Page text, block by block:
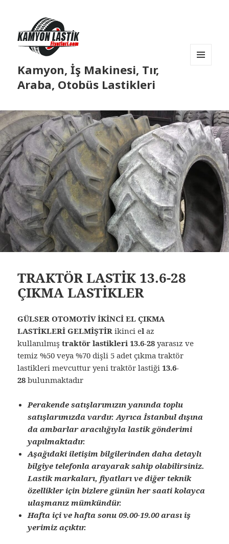
Kamyon, İş Makinesi, Tır,
Araba, Otobüs Lastikleri
TRAKTÖR LASTİK 13.6-28
ÇIKMA LASTİKLER
GÜLSER OTOMOTİV İKİNCİ EL ÇIKMA
LASTİKLERİ GELMİŞTİRikinci elaz
kullanılmıştraktör lastikleri 13.6-28yarasız ve
temiz %50 veya %70 dişli 5 adet çıkma traktör
lastikleri mevcuttur yeni traktör lastiği13.6-
28 bulunmaktadır
Perakende satışlarımızın yanında toplu
satışlarımızda vardır. Ayrıca İstanbul dışına
da ambarlar aracılığıyla lastik gönderimi
yapılmaktadır.
Aşağıdaki iletişim bilgilerinden daha detaylı
bilgiye telefonla arayarak sahip olabilirsiniz.
Lastik markaları, fiyatları ve diğer teknik
özellikler için bizlere günün her saati kolayca
ulaşmanız mümkündür.
Hafta içi ve hafta sonu 09.00-19.00 arası iş
yerimiz açıktır.